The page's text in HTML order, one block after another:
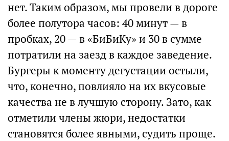
нет. Таким образом, мы провели в дороге
более полутора часов: 40 минут — в
пробках, 20 — в «БиБиКу» и 30 в сумме
потратили на заезд в каждое заведение.
Бургеры к моменту дегустации остыли,
что, конечно, повлияло на их вкусовые
качества не в лучшую сторону. Зато, как
отметили члены жюри, недостатки
становятся более явными, судить проще.